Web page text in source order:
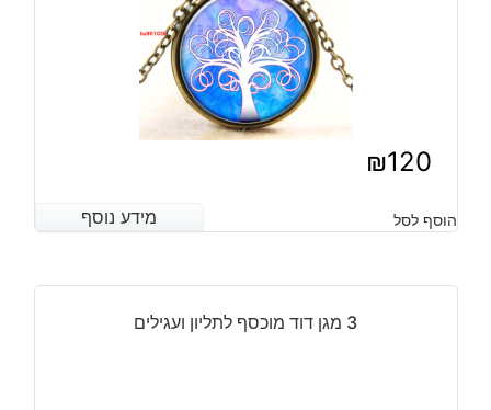
₪120
מידע נוסף הוסף לסל מידע נוסף
3 מגן דוד מוכסף לתליון ועגילים